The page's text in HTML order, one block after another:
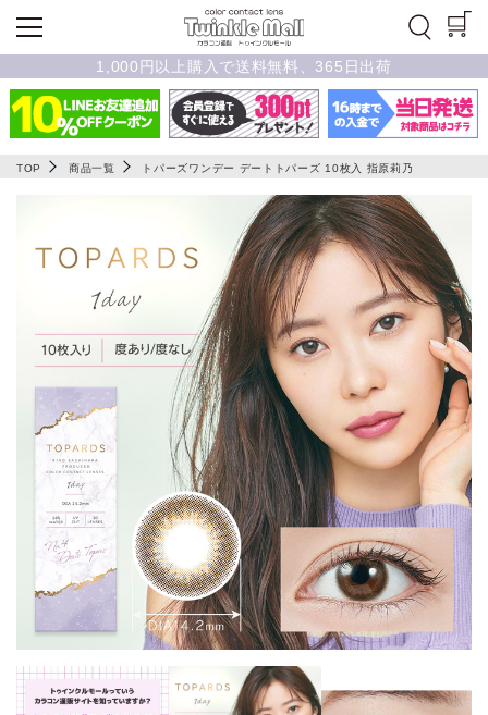
1,000円以上購入で送料無料、365日出荷
TOP 商品一覧 トパーズワンデー デートトパーズ 10枚入 指原莉乃